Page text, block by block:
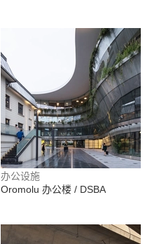
办公设施
Oromolu 办公楼 / DSBA